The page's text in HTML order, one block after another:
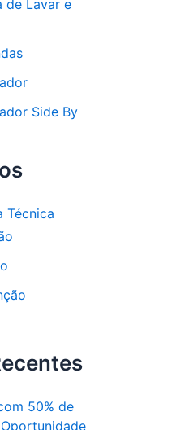
de Lavar e
Side By
Técnica
50% de